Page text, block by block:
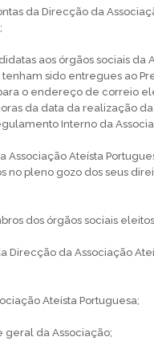
da Direcção da
aos órgãos sociais da
sido entregues ao
o endereço de correio
da data da realização
Interno da
Associação Ateísta
no pleno gozo dos seus
dos órgãos sociais
Direcção da Associação
Ateísta Portuguesa;
geral da Associação;